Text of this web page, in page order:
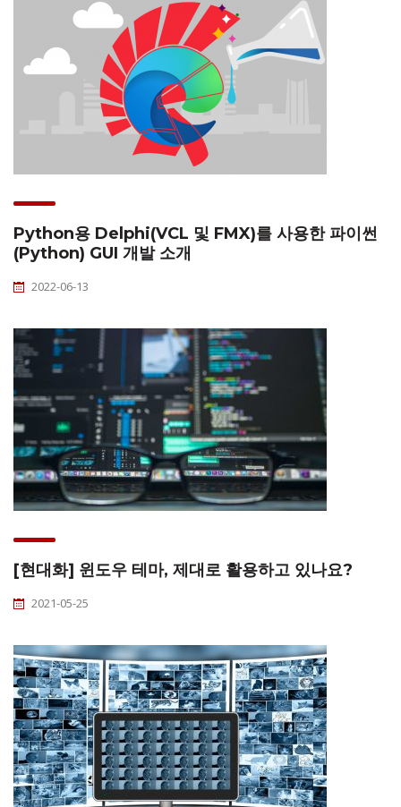
Python용 Delphi(VCL 및 FMX)를 사용한 파이썬
(Python) GUI 개발 소개
2022-06-13
[현대화] 윈도우 테마, 제대로 활용하고 있나요?
2021-05-25